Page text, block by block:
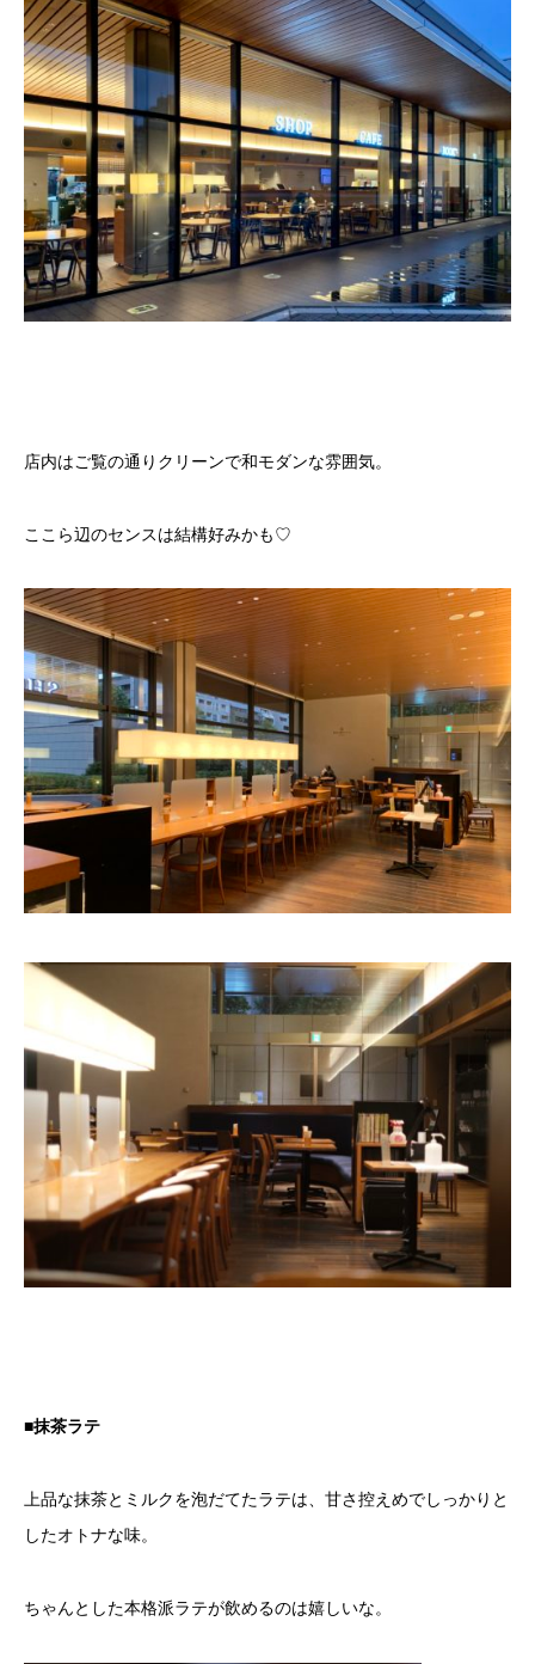
店内はご覧の通りクリーンで和モダンな雰囲気。
ここら辺のセンスは結構好みかも♡
■抹茶ラテ
上品な抹茶とミルクを泡だてたラテは、甘さ控えめでしっかりと
したオトナな味。
ちゃんとした本格派ラテが飲めるのは嬉しいな。